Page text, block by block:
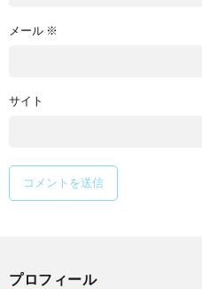
メール ※
サイト
プロフィール